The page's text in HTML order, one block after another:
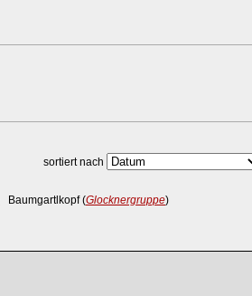
sortiert nach
Baumgartlkopf (Glocknergruppe)